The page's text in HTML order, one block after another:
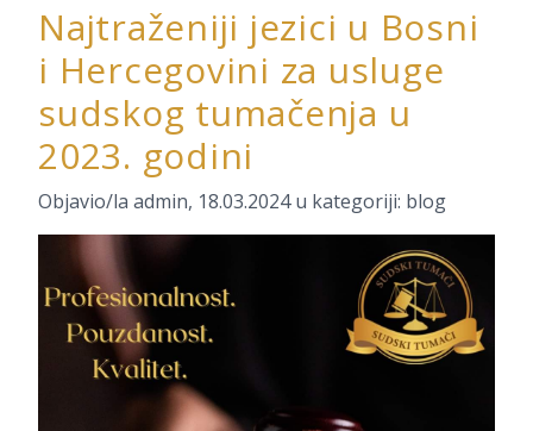
Najtraženiji jezici u Bosni
i Hercegovini za usluge
sudskog tumačenja u
2023. godini
Objavio/la admin, 18.03.2024u kategoriji: blog